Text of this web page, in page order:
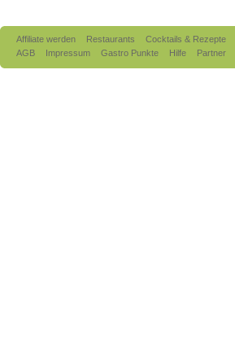
Affiliate werden Restaurants
Cocktails & Rezepte
AGB
Impressum Gastro Punkte Hilfe Partner